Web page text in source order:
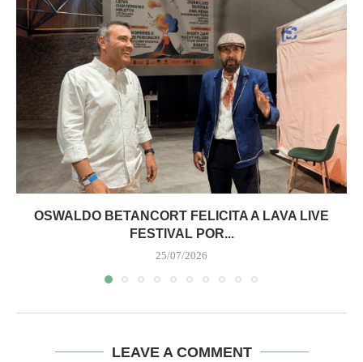
OSWALDO BETANCORT FELICITA A LAVA LIVE
FESTIVAL POR...
25/07/2026
LEAVE A COMMENT